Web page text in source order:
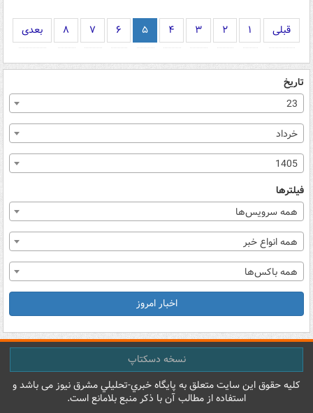
قبلی ۱ ۲ ۳ ۴ ۵ ۶ ۷ ۸ بعدی
تاریخ
23
خرداد
1405
فیلترها
همه سرویس‌ها
همه انواع خبر
همه باکس‌ها
اخبار امروز
نسخه دسکتاپ
کليه حقوق اين سايت متعلق به پایگاه خبري-تحليلي مشرق نيوز می باشد و
استفاده از مطالب آن با ذکر منبع بلامانع است.